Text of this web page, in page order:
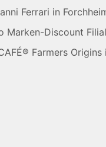
Ferrari in
Marken-Discount
Farmers